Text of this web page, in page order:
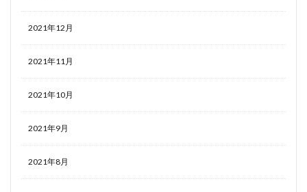
2021年12月
2021年11月
2021年10月
2021年9月
2021年8月